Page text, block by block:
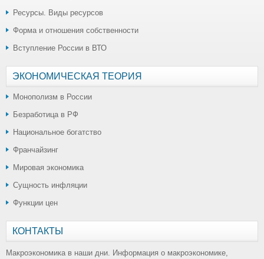
Ресурсы. Виды ресурсов
Форма и отношения собственности
Вступление России в ВТО
ЭКОНОМИЧЕСКАЯ ТЕОРИЯ
Монополизм в России
Безработица в РФ
Национальное богатство
Франчайзинг
Мировая экономика
Сущность инфляции
Функции цен
КОНТАКТЫ
Макроэкономика в наши дни. Информация о макроэкономике,